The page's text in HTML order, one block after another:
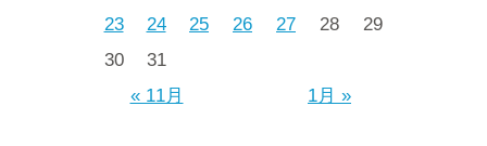
« 11月 1月 »
23
24 25 26 27 28
29
30
31